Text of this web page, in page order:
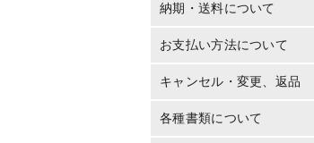
納期・送料について
お支払い方法について
キャンセル・変更、返品
各種書類について